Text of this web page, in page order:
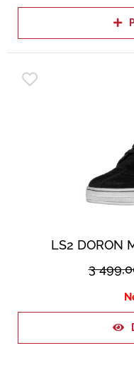
LS2 DORON
3